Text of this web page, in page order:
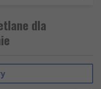
dla